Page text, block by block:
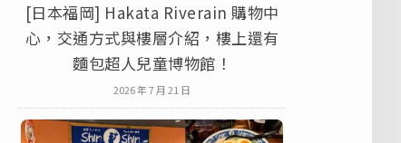
[日本福岡] Hakata Riverain 購物中
心，交通方式與樓層介紹，樓上還有
麵包超人兒童博物館！
2026 年 7 月 21 日